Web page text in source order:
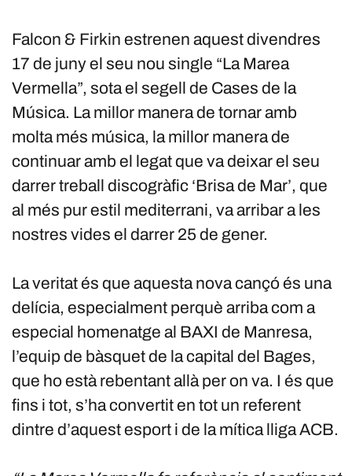
Falcon & Firkin estrenen aquest divendres
17 de juny el seu nou single “La Marea
Vermella”, sota el segell de Cases de la
Música. La millor manera de tornar amb
molta més música, la millor manera de
continuar amb el legat que va deixar el seu
darrer treball discogràfic ‘Brisa de Mar’, que
al més pur estil mediterrani, va arribar a les
nostres vides el darrer 25 de gener.
La veritat és que aquesta nova cançó és una
delícia, especialment perquè arriba com a
especial homenatge al BAXI de Manresa,
l’equip de bàsquet de la capital del Bages,
que ho està rebentant allà per on va. I és que
fins i tot, s’ha convertit en tot un referent
dintre d’aquest esport i de la mítica lliga ACB.